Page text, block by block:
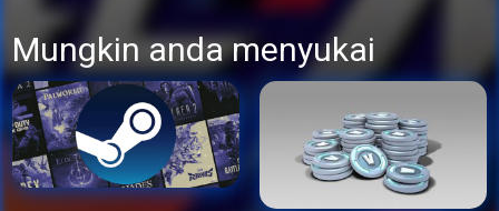
FIGHTERS
'97
GLOBAL
MATCH
quantity
Mungkin anda menyukai